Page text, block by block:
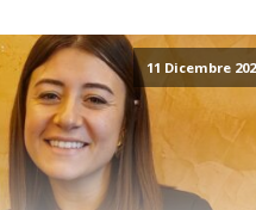
11 Dicembre